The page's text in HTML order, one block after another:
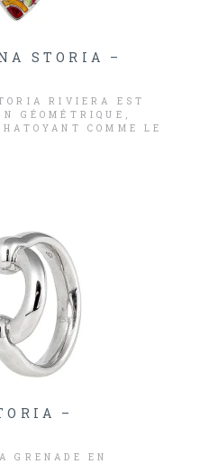
STORIA –
RIVIERA EST
GÉOMÉTRIQUE,
COMME LE
ET L’ORANGE
–
GRENADE EN